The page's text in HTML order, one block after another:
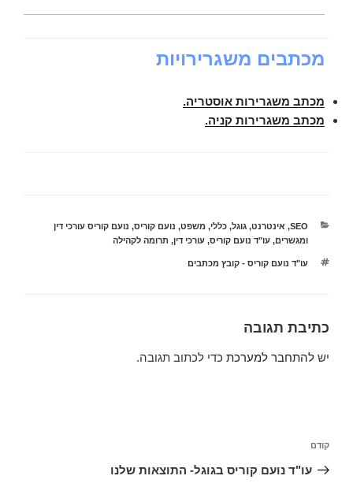
מכתבים משגרירויות
מכתב משגרירות אוסטריה.
מכתב משגרירות קניה.
קטגוריות
SEO
, אינטרנט,גוגל,כללי, משפט, נועם קוריס, נועם קוריס עורכי דין
ומגשרים,עו"ד נועם קוריס,עורכי דין, תרומה לקהילה
תגיות
עו"ד נועם קוריס - קובץ מכתבים
כתיבת תגובה
יש להתחבר למערכת כדי לכתוב תגובה.
הפוסט
הקודם
קודם
עו"ד נועם קוריס בגוגל- התוצאות שלנו